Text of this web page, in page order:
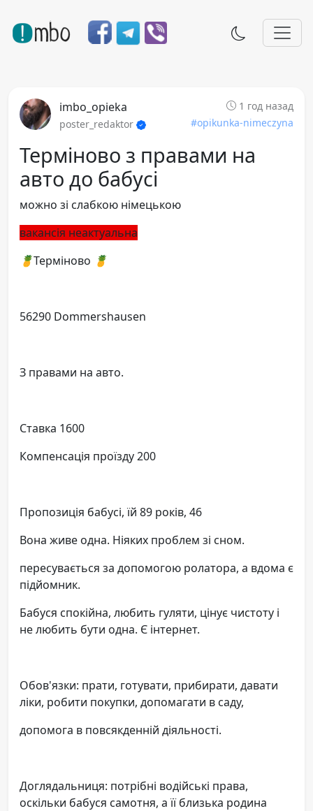
imbo_opieka
1 год назад
poster_redaktor
#opikunka-nimeczyna
Терміново з правами на
авто до бабусі
можно зі слабкою німецькою
вакансія неактуальна
🍍Терміново 🍍
56290 Dommershausen
З правами на авто.
Ставка 1600
Компенсація проїзду 200
Пропозиція бабусі, їй 89 років, 46
Вона живе одна. Ніяких проблем зі сном.
пересувається за допомогою ролатора, а вдома є
підйомник.
Бабуся спокійна, любить гуляти, цінує чистоту і
не любить бути одна. Є інтернет.
Обов'язки: прати, готувати, прибирати, давати
ліки, робити покупки, допомагати в саду,
допомога в повсякденній діяльності.
Доглядальниця: потрібні водійські права,
оскільки бабуся самотня, а її близька родина